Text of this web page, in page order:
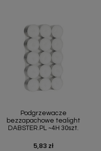
Podgrzewacze
bezzapachowe tealight
DABSTER.PL ~4H 30szt.
Cena
5,83 zł